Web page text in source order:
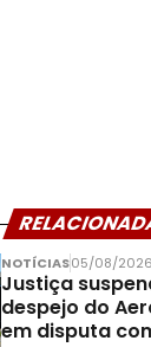
NOTÍCIAS05/08/2026
Justiça
despejo do
em disputa